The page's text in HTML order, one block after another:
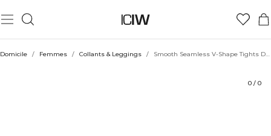
Domicile / Femmes / Collants & Leggings / Smooth Seamless V-Shape Tights Dusty Twilight Blue
0 / 0